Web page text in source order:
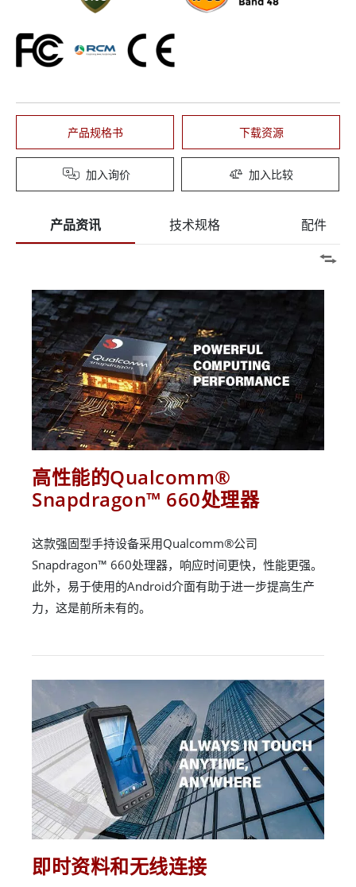
产品规格书 下载资源
加入询价 加入比较
产品资讯 技术规格 配件
高性能的Qualcomm®
Snapdragon™ 660处理器
这款强固型手持设备采用Qualcomm®公司
Snapdragon™ 660处理器，响应时间更快，性能更强。
此外，易于使用的Android介面有助于进一步提高生产
力，这是前所未有的。
即时资料和无线连接